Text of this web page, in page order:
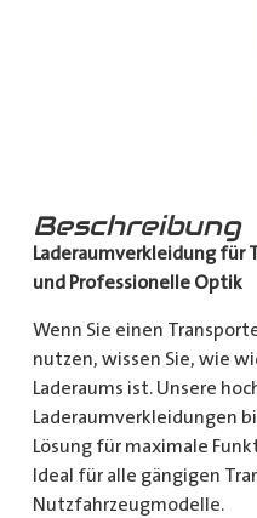
Beschreibung
Laderaumverkleidung für
und Professionelle Optik
Wenn Sie einen
nutzen, wissen Sie, wie
Laderaums ist. Unsere
Laderaumverkleidungen
Lösung für maximale
Ideal für alle gängigen
Nutzfahrzeugmodelle.